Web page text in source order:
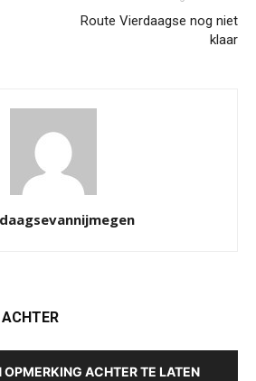
Route Vierdaagse nog niet
klaar
OPMERKING ACHTER TE LATEN